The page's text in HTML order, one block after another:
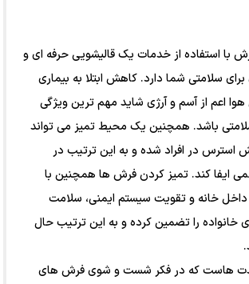
با استفاده از خدمات یک قالیشویی حرفه ای و
برای سلامتی شما دارد. کاهش ابتلا به بیماری
هوا اعم از آسم و آرژی شاید مهم ترین ویژگی
باشد. همچنین یک محیط تمیز می تواند
استرس در افراد شده و به این ترتیب در
ایفا کند. تمیز کردن فرش ها همچنین با
خانه و تقویت سیستم ایمنی، سلامت
را تضمین کرده و به این ترتیب حال
هاست که در فکر شست و شوی فرش های